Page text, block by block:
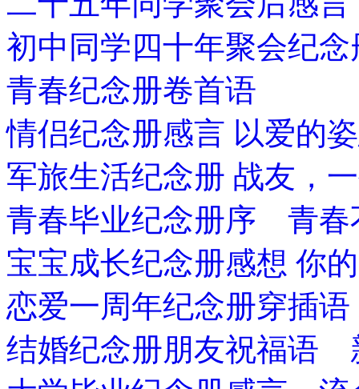
初中同学四十年聚会纪
青春纪念册卷首语
情侣纪念册感言 以爱的
军旅生活纪念册 战友，
青春毕业纪念册序 青春
宝宝成长纪念册感想 你
恋爱一周年纪念册穿插
结婚纪念册朋友祝福语